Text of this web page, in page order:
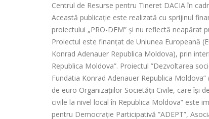
Centrul de Resurse pentru Tineret DACIA în
Această publicație este realizată cu sprijinul
proiectului „PRO-DEM” și nu reflectă neapărat
Proiectul este finanțat de Uniunea Europeană
Konrad Adenauer Republica Moldova), prin
Republica Moldova”. Proiectul ”Dezvoltarea
Fundatia Konrad Adenauer Republica
de euro Organizațiilor Societății Civile, care își
civile la nivel local în Republica Moldova” este
pentru Democrație Participativă ”ADEPT”,